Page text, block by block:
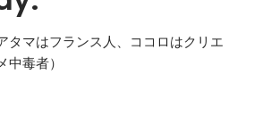
タマはフランス人、ココロはクリエ
毒者）